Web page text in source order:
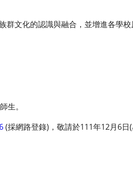
群文化的認識與融合，並增進各學
生。
(採網路登錄)，敬請於111年12月6